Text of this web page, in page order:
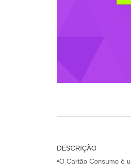
DESCRIÇÃO
•O Cartão Consumo é